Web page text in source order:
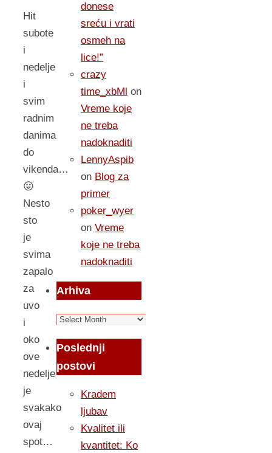
Hit
subote
i
nedelje
i
svim
radnim
danima
do
vikenda…
😛
Nesto
sto
je
svima
zapalo
za
uvo
i
oko
ove
nedelje
je
svakako
ovaj
spot…
donese
sreću i vrati
osmeh na
lice!”
crazy
time_xbMl on
Vreme koje
ne treba
nadoknaditi
LennyAspib
on Blog za
primer
poker_wyer
on Vreme
koje ne treba
nadoknaditi
Arhiva
Arhiva
Poslednji
postovi
Kradem
ljubav
Kvalitet ili
kvantitet: Ko